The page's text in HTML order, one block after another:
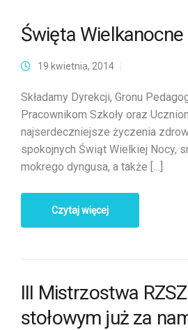
Święta
19 kwietnia, 2014
Składamy Dyrekcji, Gronu
Pracownikom Szkoły oraz
najserdeczniejsze życzenia
spokojnych Świąt Wielkiej Nocy,
mokrego dyngusa, a także […]
Czytaj więcej
III Mistrzostwa
stołowym już za